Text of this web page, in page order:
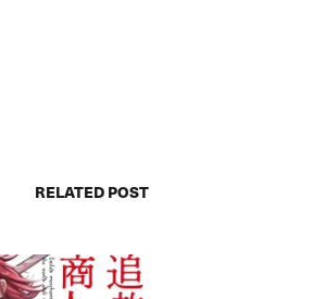
RELATED POST